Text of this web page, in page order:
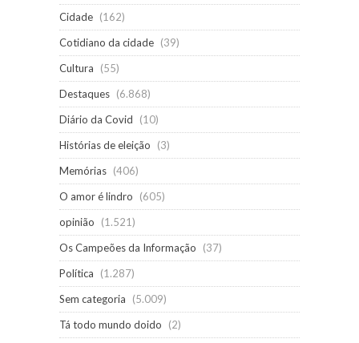
Cidade (162)
Cotidiano da cidade (39)
Cultura
(55)
Destaques (6.868)
Diário da Covid
(10)
Histórias de eleição
(3)
Memórias (406)
O amor é lindro
(605)
opinião
(1.521)
Os Campeões da Informação
(37)
Política
(1.287)
Sem categoria
(5.009)
Tá todo mundo doido
(2)